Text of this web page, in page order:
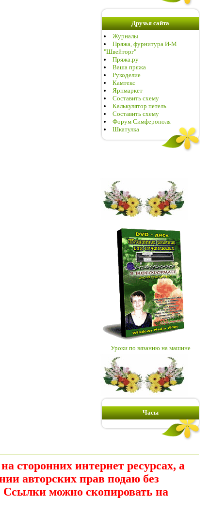
Друзья сайта
Журналы
Пряжа, фурнитура И-М
"Швейторг"
Пряжа.ру
Ваша пряжа
Рукоделие
Камтекс
Ярнмаркет
Составить схему
Калькулятор петель
Составить схему
Форум Симферополя
Шкатулка
Уроки по вязанию на машине
Часы
сторонних интернет ресурсах, а
авторских прав подаю без
можно скопировать на